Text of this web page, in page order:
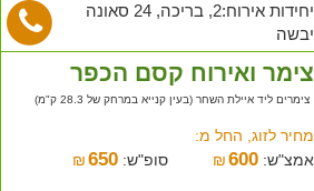
יחידות אירוח:2, בריכה, 24 סאונה
יבשה
צימר ואירוח קסם הכפר
צימרים ליד איילת השחר (בעין קנייא במרחק של 28.3 ק"מ)
מחיר לזוג, החל מ:
אמצ"ש:
₪600 סופ"ש: ₪ 650